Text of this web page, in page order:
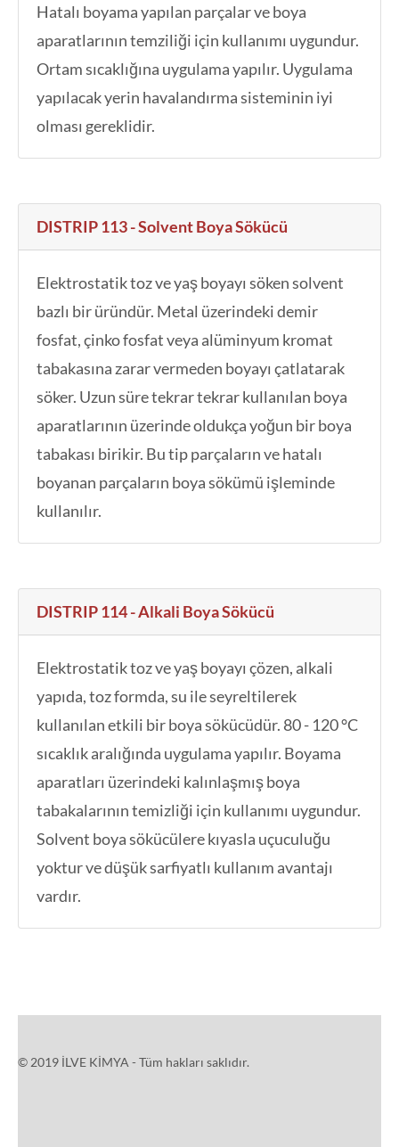
Hatalı boyama yapılan parçalar ve boya
aparatlarının temziliği için kullanımı uygundur.
Ortam sıcaklığına uygulama yapılır. Uygulama
yapılacak yerin havalandırma sisteminin iyi
olması gereklidir.
DISTRIP 113 - Solvent Boya Sökücü
Elektrostatik toz ve yaş boyayı söken solvent
bazlı bir üründür. Metal üzerindeki demir
fosfat, çinko fosfat veya alüminyum kromat
tabakasına zarar vermeden boyayı çatlatarak
söker. Uzun süre tekrar tekrar kullanılan boya
aparatlarının üzerinde oldukça yoğun bir boya
tabakası birikir. Bu tip parçaların ve hatalı
boyanan parçaların boya sökümü işleminde
kullanılır.
DISTRIP 114 - Alkali Boya Sökücü
Elektrostatik toz ve yaş boyayı çözen, alkali
yapıda, toz formda, su ile seyreltilerek
kullanılan etkili bir boya sökücüdür. 80 - 120 °C
sıcaklık aralığında uygulama yapılır. Boyama
aparatları üzerindeki kalınlaşmış boya
tabakalarının temizliği için kullanımı uygundur.
Solvent boya sökücülere kıyasla uçuculuğu
yoktur ve düşük sarfiyatlı kullanım avantajı
vardır.
© 2019 İLVE KİMYA - Tüm hakları saklıdır.